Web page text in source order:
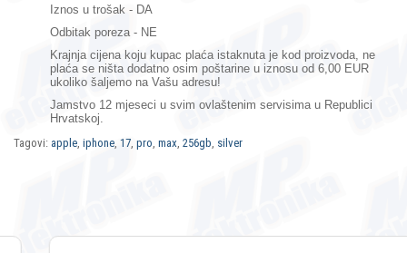
Iznos u trošak - DA
Odbitak poreza - NE
Krajnja cijena koju kupac plaća istaknuta je kod proizvoda, ne
plaća se ništa dodatno osim poštarine u iznosu od 6,00 EUR
ukoliko šaljemo na Vašu adresu!
Jamstvo 12 mjeseci u svim ovlaštenim servisima u Republici
Hrvatskoj.
Tagovi: apple, iphone, 17, pro, max, 256gb, silver